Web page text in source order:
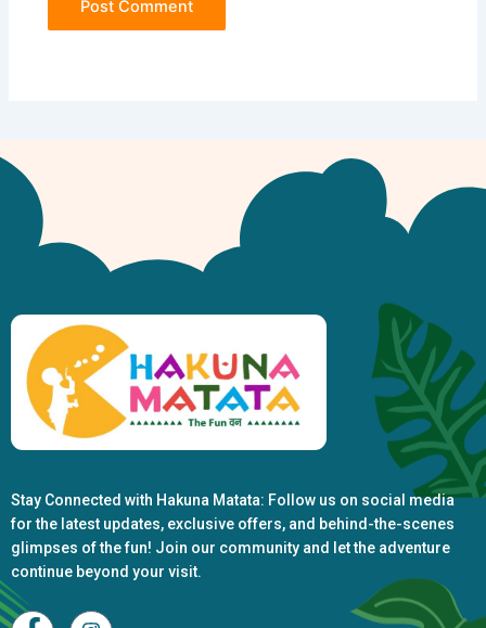
Stay Connected with Hakuna Matata: Follow us on social media
for the latest updates, exclusive offers, and behind-the-scenes
glimpses of the fun! Join our community and let the adventure
continue beyond your visit.